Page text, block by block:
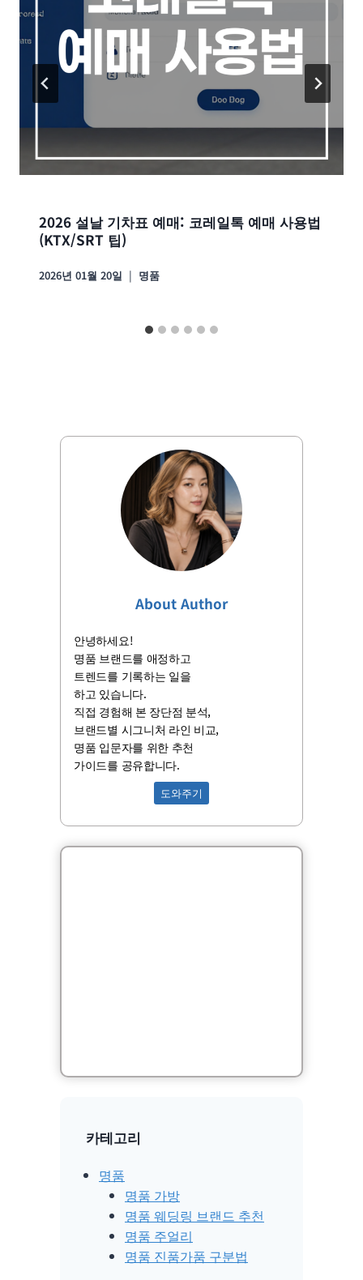
2026 설날 기차표 예매: 코레일톡 예매 사용법
(KTX/SRT 팁)
2026년 01월 20일 명품
About Author
안녕하세요!
명품 브랜드를 애정하고
트렌드를 기록하는 일을
하고 있습니다.
직접 경험해 본 장단점 분석,
브랜드별 시그니처 라인 비교,
명품 입문자를 위한 추천
가이드를 공유합니다.
도와주기
카테고리
명품
명품 가방
명품 웨딩링 브랜드 추천
명품 주얼리
명품 진품가품 구분법